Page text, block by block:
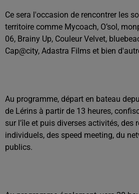
Ce sera l'occasion de rencontrer les
territoire comme Mycoach, O’sol,
06, Brainy Up, Couleur Velvet,
Cap@city, Adastra Films et bien
Au programme, départ en bateau
de Lérins à partir de 13 heures,
sur l'île et puis diverses activités, des
individuels, des speed meeting, du
publics.